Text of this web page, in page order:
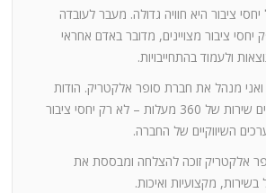
ציבור היא חוויה גדולה. מעבר לעובדה
יחסי ציבור מצויינים, מדובר באדם אחראי
ולעמוד בהתחייבויות.
ואני מנהל את חברת סופר אלקטריק. הודות
לרונן הלל אנו מקבלים שירות של 360 מעלות – לא רק יחסי ציבור
השיווקיים של החברה.
אלקטריק זוכה להצלחה ומבססת את
מקצועיות ואיכות.